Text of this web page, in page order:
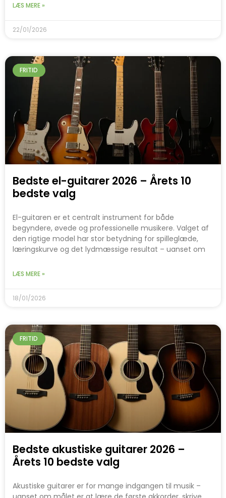
LÆS MERE »
22/01/2026
FRITID
Bedste el-guitarer 2026 – Årets 10
bedste valg
El-guitaren er et centralt instrument for både
begyndere, øvede og professionelle musikere. Valget af
den rigtige model har stor betydning for spilleglæde,
læringskurve og det lydmæssige resultat – uanset om
LÆS MERE »
18/01/2026
FRITID
Bedste akustiske guitarer 2026 –
Årets 10 bedste valg
Akustiske guitarer er for mange indgangen til musik –